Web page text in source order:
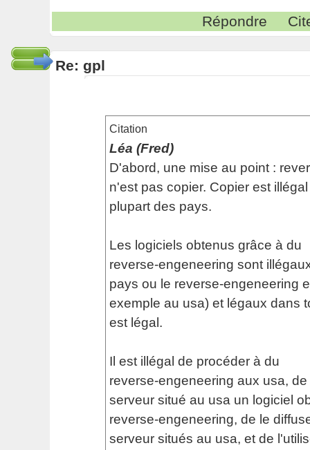
Répondre
Re: gpl
Citation
Léa (Fred)
D'abord, une mise au point :
n'est pas copier. Copier est
plupart des pays.
Les logiciels obtenus grâce à du
reverse-engeneering sont
pays ou le reverse-engeneering
exemple au usa) et légaux dans
est légal.
Il est illégal de procéder à du
reverse-engeneering aux usa,
serveur situé au usa un logiciel
reverse-engeneering, de le
serveur situés au usa, et de